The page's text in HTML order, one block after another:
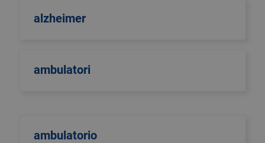
alzheimer
ambulatori
ambulatorio